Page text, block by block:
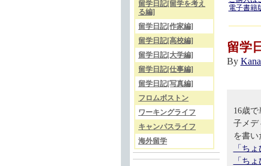
留学日記[留学を考え
る編]
留学日記[作家編]
留学日記[高校編]
留学日記[大学編]
留学日記[仕事編]
留学日記[写真編]
フロムボストン
ワーキングライフ
キャンパスライフ
海外留学
電子書籍
留学
By
16歳
子メデ
を書い
「ち
「ち